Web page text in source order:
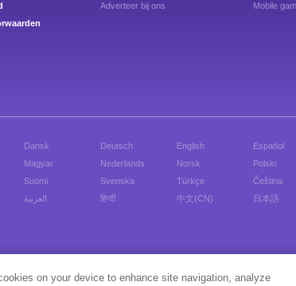
Adverteer bij ons
Mobile
Dansk Deutsch English Español
Magyar Nederlands Norsk Polski
Suomi Svenska Türkçe Čeština
العربية हिन्दी 中文(CN) 日本語
Speel verkleedgames voor meisjes, verkleed je favoriete
on your device to enhance site navigation, analyze